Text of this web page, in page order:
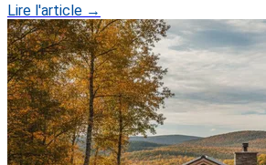
Lire l'article →